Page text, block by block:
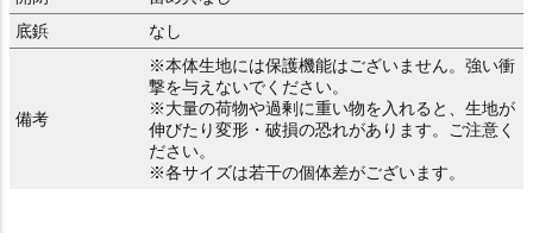
底鋲
なし
備考
※本体生地には保護機能はございません。強い衝
撃を与えないでください。
※大量の荷物や過剰に重い物を入れると、生地が
伸びたり変形・破損の恐れがあります。ご注意く
ださい。
※各サイズは若干の個体差がございます。